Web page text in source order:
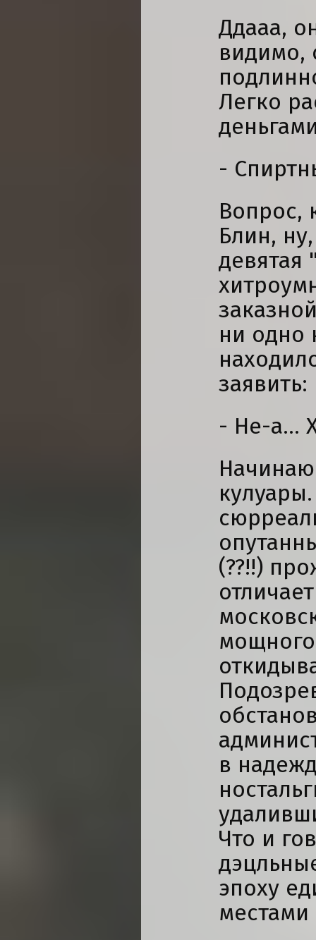
Ддааа,
видимо,
Легко
-
Вопрос,
Блин,
девятая
ни одно
заявить:
- Не-а...
Начинаю
(??!!)
мощного
в
Что и
эпоху